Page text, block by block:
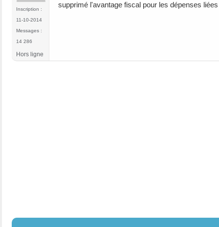
Inscription :
11-10-2014
Messages :
14 286
supprimé l'avantage fiscal pour les dépenses
Hors ligne